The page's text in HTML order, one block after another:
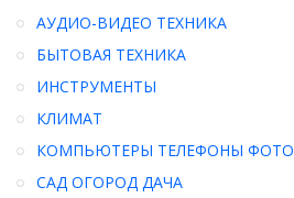
АУДИО-ВИДЕО ТЕХНИКА
БЫТОВАЯ ТЕХНИКА
ИНСТРУМЕНТЫ
КЛИМАТ
КОМПЬЮТЕРЫ ТЕЛЕФОНЫ ФОТО
САД ОГОРОД ДАЧА